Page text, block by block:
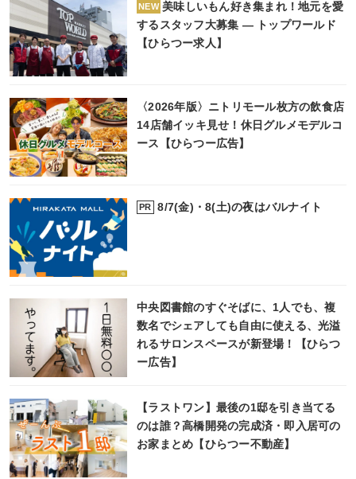
NEW 美味しいもん好き集まれ！地元を愛
するスタッフ大募集 ― トップワールド
【ひらつー求人】
〈2026年版〉ニトリモール枚方の飲食店
14店舗イッキ見せ！休日グルメモデルコ
ース【ひらつー広告】
PR 8/7(金)・8(土)の夜はバルナイト
中央図書館のすぐそばに、1人でも、複
数名でシェアしても自由に使える、光溢
れるサロンスペースが新登場！【ひらつ
ー広告】
【ラストワン】最後の1邸を引き当てる
のは誰？高橋開発の完成済・即入居可の
お家まとめ【ひらつー不動産】